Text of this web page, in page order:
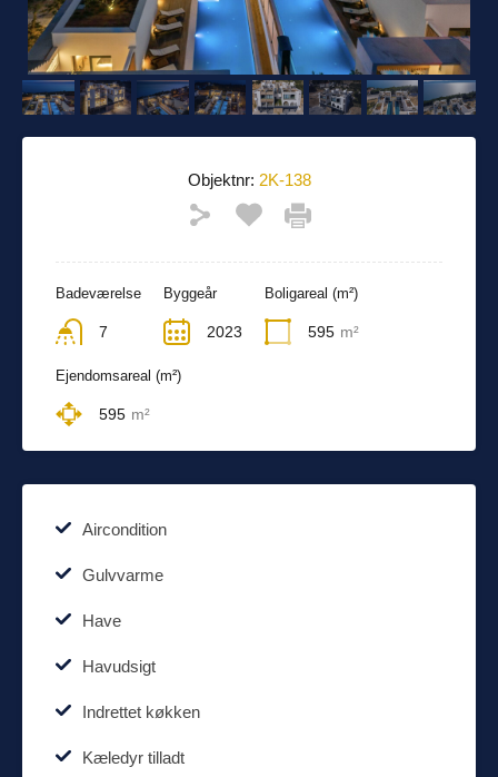
Objektnr: 2K-138
Badeværelse
7
Byggeår
2023
Boligareal (m²)
595 m²
Ejendomsareal (m²)
595 m²
Aircondition
Gulvvarme
Have
Havudsigt
Indrettet køkken
Kæledyr tilladt